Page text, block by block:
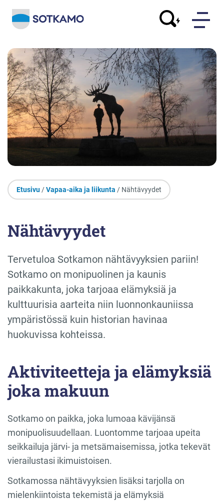
Etusivu /Vapaa-aika ja liikunta / Nähtävyydet
Nähtävyydet
Tervetuloa Sotkamon nähtävyyksien pariin!
Sotkamo on monipuolinen ja kaunis
paikkakunta, joka tarjoaa elämyksiä ja
kulttuurisia aarteita niin luonnonkauniissa
ympäristössä kuin historian havinaa
huokuvissa kohteissa.
Aktiviteetteja ja elämyksiä
joka makuun
Sotkamo on paikka, joka lumoaa kävijänsä
monipuolisuudellaan. Luontomme tarjoaa upeita
seikkailuja järvi- ja metsämaisemissa, jotka tekevät
vierailustasi ikimuistoisen.
Sotkamossa nähtävyyksien lisäksi tarjolla on
mielenkiintoista tekemistä ja elämyksiä